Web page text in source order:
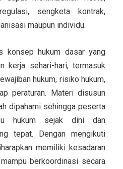
sengketa kontrak,
maupun individu.
konsep hukum dasar yang
kerja sehari-hari, termasuk
hukum, risiko hukum,
peraturan. Materi disusun
dipahami sehingga peserta
hukum sejak dini dan
tepat. Dengan mengikuti
memiliki kesadaran
berkoordinasi secara